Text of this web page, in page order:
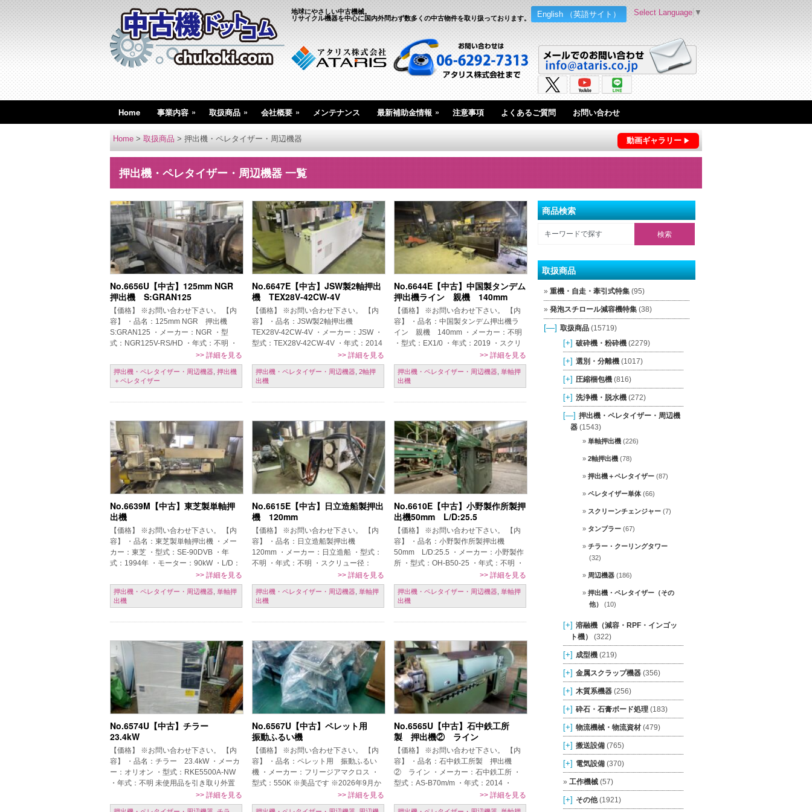
English （英語サイト）
地球にやさしい中古機械。
リサイクル機器を中心に国内外問わず数多くの中古物件を取り扱っております。
Select Language ▼
Home 事業内容 » 取扱商品 » 会社概要 » メンテナンス 最新補助金情報 » 注意事項 よくあるご質問 お問い合わせ
動画ギャラリー
Home > 取扱商品 > 押出機・ペレタイザー・周辺機器
押出機・ペレタイザー・周辺機器 一覧
No.6656U【中古】125mm NGR
押出機 S:GRAN125
【価格】 ※お問い合わせ下さい。 【内
容】 ・品名：125mm NGR 押出機
S:GRAN125 ・メーカー：NGR ・型
式：NGR125V-RS/HD ・年式：不明 ・
投入コンベア～キャッチャータンク迄
・オレフィン […]
>> 詳細を見る
押出機・ペレタイザー・周辺機器, 押出機
＋ペレタイザー
No.6647E【中古】JSW製2軸押出
機 TEX28V-42CW-4V
【価格】 ※お問い合わせ下さい。 【内
容】 ・品名：JSW製2軸押出機
TEX28V-42CW-4V ・メーカー：JSW ・
型式：TEX28V-42CW-4V ・年式：2014
・スクリュ：噛合形/フルフライト/ニー
デイ […]
>> 詳細を見る
押出機・ペレタイザー・周辺機器,2軸押
出機
No.6644E【中古】中国製タンデム
押出機ライン 親機 140mm
【価格】 ※お問い合わせ下さい。 【内
容】 ・品名：中国製タンデム押出機ラ
イン 親機 140mm ・メーカー：不明
・型式：EX1/0 ・年式：2019 ・スクリ
ュー径：親機 140mm/子機 確認中
【条件】 現状置場 […]
>>詳細を見る
押出機・ペレタイザー・周辺機器,単軸押
出機
No.6639M【中古】東芝製単軸押
出機
【価格】 ※お問い合わせ下さい。 【内
容】 ・品名：東芝製単軸押出機 ・メー
カー：東芝 ・型式：SE-90DVB ・年
式：1994年 ・モーター：90kW ・L/D：
32 付帯設備：水槽、取扱説明書 【条
件】 現状置場渡 […]
>> 詳細を見る
押出機・ペレタイザー・周辺機器, 単軸押
出機
No.6615E【中古】日立造船製押出
機 120mm
【価格】 ※お問い合わせ下さい。 【内
容】 ・品名：日立造船製押出機
120mm ・メーカー：日立造船 ・型式：
不明 ・年式：不明 ・スクリュー径：
120mm 【条件】 現状置場渡し、保証な
し、売り切れ御免、ご発注時一括 […]
>> 詳細を見る
押出機・ペレタイザー・周辺機器,単軸押
出機
No.6610E【中古】小野製作所製押
出機50mm L/D:25.5
【価格】 ※お問い合わせ下さい。 【内
容】 ・品名：小野製作所製押出機
50mm L/D:25.5 ・メーカー：小野製作
所 ・型式：OH-B50-25 ・年式：不明 ・
スクリュー径：50mm ・L/D：25.5 ・電
源仕様 […]
>>詳細を見る
押出機・ペレタイザー・周辺機器,単軸押
出機
No.6574U【中古】チラー
23.4kW
【価格】 ※お問い合わせ下さい。 【内
容】 ・品名：チラー 23.4kW ・メーカ
ー：オリオン ・型式：RKE5500A-NW
・年式：不明 未使用品を引き取り外置
きで保管しております 【条件】 現状置
場渡し、保証なし、 […]
>> 詳細を見る
No.6567U【中古】ペレット用
振動ふるい機
【価格】 ※お問い合わせ下さい。 【内
容】 ・品名：ペレット用 振動ふるい
機 ・メーカー：フリージアマクロス ・
型式：550K ※美品です ※2026年9月か
ら売却可能予定 【条件】 現状置場渡
し、保証なし、売り切れ御免 […]
>> 詳細を見る
No.6565U【中古】石中鉄工所
製 押出機② ライン
【価格】 ※お問い合わせ下さい。 【内
容】 ・品名：石中鉄工所製 押出機
② ライン ・メーカー：石中鉄工所 ・
型式：AS-B70m/m ・年式：2014 ・
220V、60Hz 石中押出機～水槽～石中製
ペレタイザー～振動ふ […]
>>詳細を見る
商品検索
取扱商品
重機・自走・牽引式特集(95)
発泡スチロール減容機特集(38)
[—] 取扱商品(15719)
[+] 破砕機・粉砕機(2279)
[+] 選別・分離機(1017)
[+] 圧縮梱包機(816)
[+] 洗浄機・脱水機(272)
[—] 押出機・ペレタイザー・周辺機
器(1543)
単軸押出機(226)
2軸押出機(78)
押出機＋ペレタイザー(87)
ペレタイザー単体(66)
スクリーンチェンジャー(7)
タンブラー(67)
チラー・クーリングタワー
(32)
周辺機器(186)
押出機・ペレタイザー（その
他）
(10)
[+] 溶融機（減容・RPF・インゴッ
ト機）
(322)
[+] 成型機(219)
[+] 金属スクラップ機器(356)
[+] 木質系機器(256)
[+] 砕石・石膏ボード処理(183)
[+] 物流機械・物流資材(479)
[+] 搬送設備(765)
[+] 電気設備(370)
工作機械(57)
[+] その他(1921)